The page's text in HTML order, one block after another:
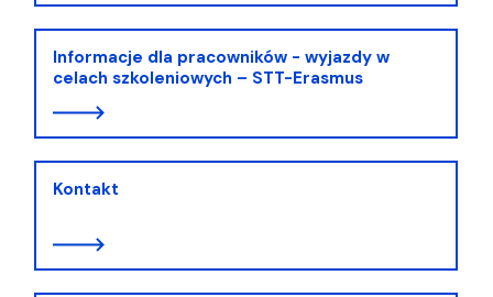
Informacje dla pracowników - wyjazdy w
celach szkoleniowych – STT-Erasmus
Kontakt